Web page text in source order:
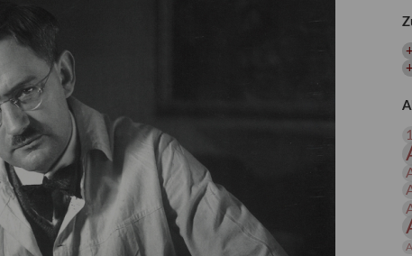
/ Praxisprojekt
Publikationen
& Editionen
Länderübergreifende kulturtouristische Ziele
Forschung